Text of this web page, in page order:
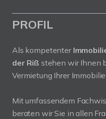
PROFIL
Als kompetenter
der Riß stehen wir Ihnen
Vermietung Ihrer
Mit umfassendem
beraten wir Sie in allen